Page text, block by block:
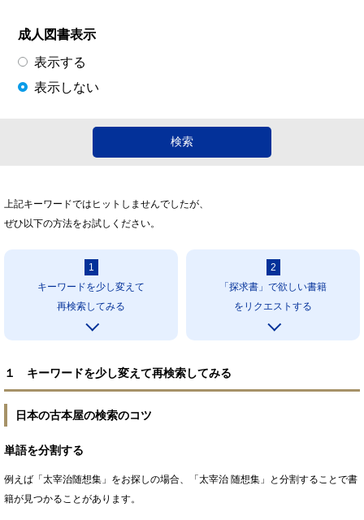
成人図書表示
表示する
表示しない
上記キーワードではヒットしませんでしたが、
ぜひ以下の方法をお試しください。
1
キーワードを少し変えて
再検索してみる
2
「探求書」で欲しい書籍
をリクエストする
１ キーワードを少し変えて再検索してみる
日本の古本屋の検索のコツ
単語を分割する
例えば「太宰治随想集」をお探しの場合、「太宰治 随想集」と分割することで書
籍が見つかることがあります。